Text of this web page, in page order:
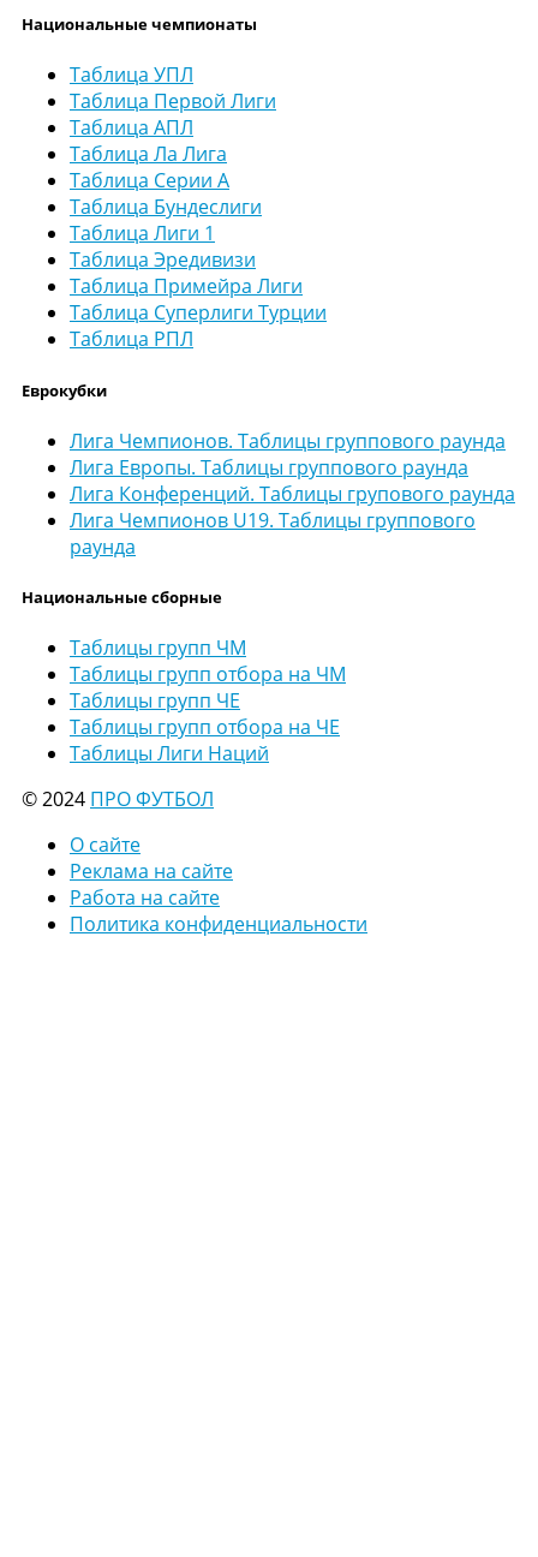
Национальные чемпионаты
Таблица УПЛ
Таблица Первой Лиги
Таблица АПЛ
Таблица Ла Лига
Таблица Серии А
Таблица Бундеслиги
Таблица Лиги 1
Таблица Эредивизи
Таблица Примейра Лиги
Таблица Суперлиги Турции
Таблица РПЛ
Еврокубки
Лига Чемпионов. Таблицы группового раунда
Лига Европы. Таблицы группового раунда
Лига Конференций. Таблицы групового раунда
Лига Чемпионов U19. Таблицы группового
раунда
Национальные сборные
Таблицы групп ЧМ
Таблицы групп отбора на ЧМ
Таблицы групп ЧЕ
Таблицы групп отбора на ЧЕ
Таблицы Лиги Наций
© 2024 ПРО ФУТБОЛ
О сайте
Реклама на сайте
Работа на сайте
Политика конфиденциальности